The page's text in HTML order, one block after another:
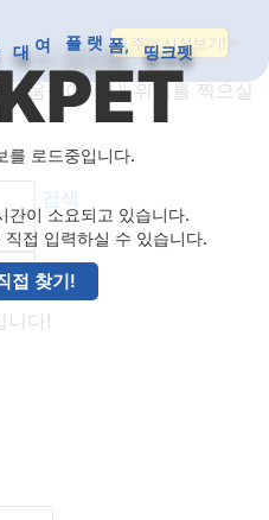
대 여 플 랫 폼, 띵크펫
를 로드중입니다.
간이 소요되고 있습니다.
접 입력하실 수 있습니다.
접 찾기!
내 주변 시설보기!
움직여서 내 위치를 찍으실
검색
니다!